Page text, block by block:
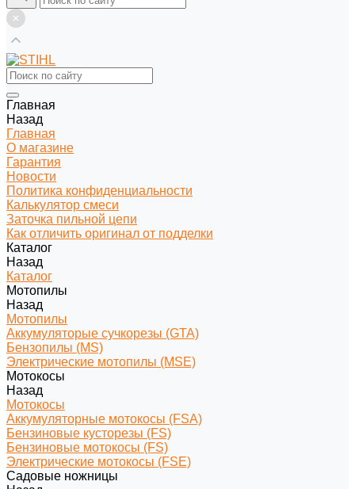
Главная
Назад
Главная
О магазине
Гарантия
Новости
Политика конфиденциальности
Калькулятор смеси
Заточка пильной цепи
Как отличить оригинал от подделки
Каталог
Назад
Каталог
Мотопилы
Назад
Мотопилы
Аккумуляторые сучкорезы (GTA)
Бензопилы (MS)
Электрические мотопилы (MSE)
Мотокосы
Назад
Мотокосы
Аккумуляторные мотокосы (FSA)
Бензиновые кусторезы (FS)
Бензиновые мотокосы (FS)
Электрические мотокосы (FSE)
Садовые ножницы